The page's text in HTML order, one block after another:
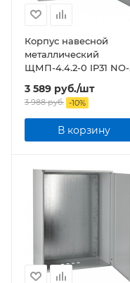
Корпус навесной
металлический
ЩМП-4.4.2-0 IP31 NO-
3 589 руб./шт
3 988руб. -10%
В корзину